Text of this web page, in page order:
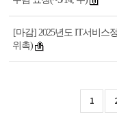
[마감] 2025년도 IT서비스
위촉)
1